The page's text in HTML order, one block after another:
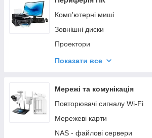
Комп'ютерні миші
Зовнішні диски
Проектори
Навушники
Інтернет - камери
Картки захоплення зображень
Зовнішні оптичні приводи
Ігрові контролери
Показати все
Мережі та комунікація
Повторювачі сигналу Wi-Fi
Мережеві карти
NAS - файлові сервери